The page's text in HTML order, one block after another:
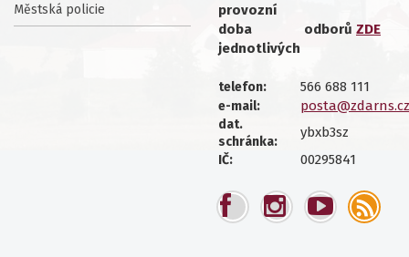
Městská policie
provozní
doba
jednotlivých
odborů ZDE
telefon: 566 688 111
e-mail: posta@zdarns.cz
dat.
schránka:
ybxb3sz
IČ: 00295841